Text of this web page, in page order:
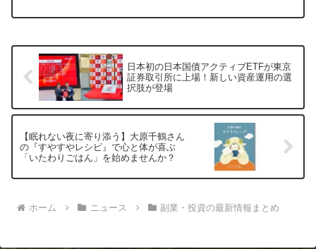
出せるHIX AIの魅力に迫ります。
日本初の日本国債アクティブETFが東京
証券取引所に上場！新しい資産運用の選
択肢が登場
【眠れない夜に寄り添う】大原千鶴さん
の『すやすやレシピ』で心と体が喜ぶ
「いたわりごはん」を始めませんか？
ホーム ニュース 副業・投資の最新情報まとめ